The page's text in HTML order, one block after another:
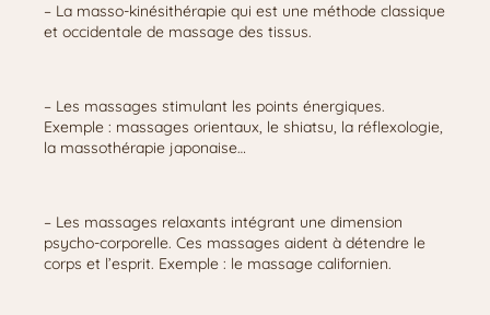
– La masso-kinésithérapie qui est une méthode classique
et occidentale de massage des tissus.
– Les massages stimulant les points énergiques.
Exemple : massages orientaux, le shiatsu, la réflexologie,
la massothérapie japonaise…
– Les massages relaxants intégrant une dimension
psycho-corporelle. Ces massages aident à détendre le
corps et l’esprit. Exemple : le massage californien.